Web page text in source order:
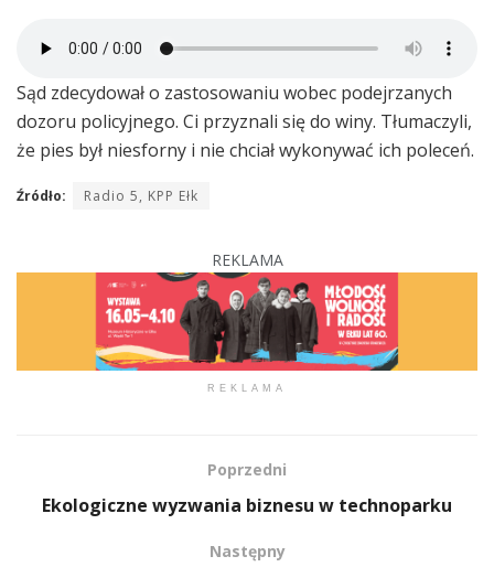
Sąd zdecydował o zastosowaniu wobec podejrzanych
dozoru policyjnego. Ci przyznali się do winy. Tłumaczyli,
że pies był niesforny i nie chciał wykonywać ich poleceń.
Źródło: Radio 5, KPP Ełk
REKLAMA
REKLAMA
Poprzedni
Ekologiczne wyzwania biznesu w technoparku
Następny